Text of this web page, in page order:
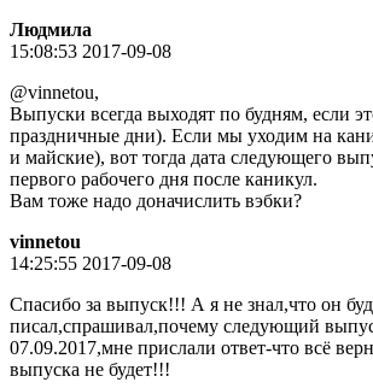
Людмила
15:08:53 2017-09-08
@vinnetou,
Выпуски всегда выходят по будням, если
праздничные дни). Если мы уходим на
и майские), вот тогда дата следующего
первого рабочего дня после каникул.
Вам тоже надо доначислить вэбки?
vinnetou
14:25:55 2017-09-08
Спасибо за выпуск!!! А я не знал,что он
писал,спрашивал,почему следующий
07.09.2017,мне прислали ответ-что всё
выпуска не будет!!!